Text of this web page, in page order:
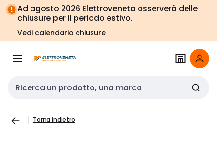
Vai alla
navigazione
Vai
alla
pagina
Ad agosto 2026 Elettroveneta osserverà delle
chiusure per il periodo estivo.
Vedi calendario chiusure
Cerca input
Torna indietro